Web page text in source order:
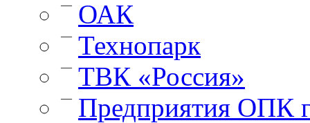
— ОАК
— Технопарк
— ТВК «Россия»
— Предприятия ОПК